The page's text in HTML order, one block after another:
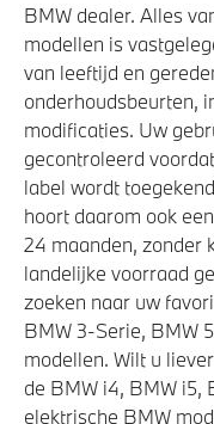
BMW dealer. Alles
modellen is
van leeftijd en
onderhoudsbeurten,
modificaties. Uw
gecontroleerd
label wordt
hoort daarom ook
24 maanden, zonder
landelijke voorraad
zoeken naar uw
BMW 3-Serie, BMW
modellen. Wilt u
de BMW i4, BMW i5,
elektrische BMW